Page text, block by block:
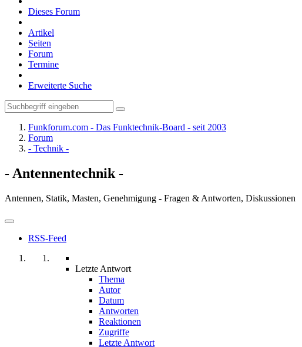
Dieses Forum
Artikel
Seiten
Forum
Termine
Erweiterte Suche
Funkforum.com - Das Funktechnik-Board - seit 2003
Forum
- Technik -
- Antennentechnik -
Antennen, Statik, Masten, Genehmigung - Fragen & Antworten, Diskussionen
RSS-Feed
Letzte Antwort
Thema
Autor
Datum
Antworten
Reaktionen
Zugriffe
Letzte Antwort